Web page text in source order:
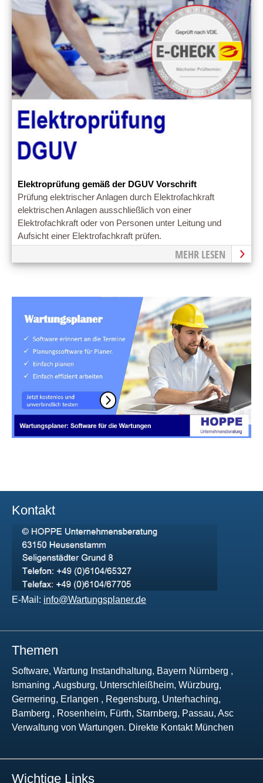
Elektroprüfung gemäß der DGUV Vorschrift
Prüfung elektrischer Anlagen durch Elektrofachkraft
elektrischen Anlagen ausschließlich von einer
Elektrofachkraft oder von Personen unter Leitung und
Aufsicht einer Elektrofachkraft prüfen.
MEHR LESEN
Kontakt
E-Mail: info@Wartungsplaner.de
Themen
Software, Wartung Instandhaltung, Bayern Nürnberg ,
Ismaning ,Augsburg, Unterschleißheim, Würzburg,
Germering, Erlangen , Regensburg, Unterhaching,
Bamberg , Rosenheim, Fürth, Starnberg, Passau, Asc
Verwaltung von Wartungen. Direkte Kontakt München
Wichtige Links